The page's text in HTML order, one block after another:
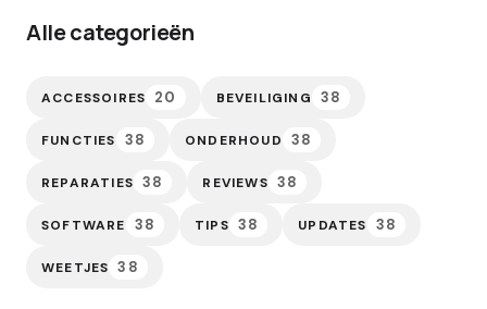
Alle categorieën
ACCESSOIRES 20 BEVEILIGING 38
FUNCTIES 38 ONDERHOUD 38
REPARATIES 38 REVIEWS 38
SOFTWARE 38 TIPS 38 UPDATES 38
WEETJES 38